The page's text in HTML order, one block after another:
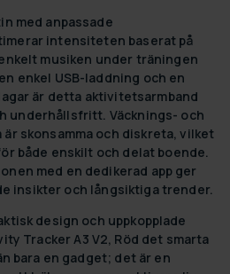
med anpassade
intensiteten baserat på
musiken under träningen
enkel USB-laddning och en
är detta aktivitetsarmband
underhållsfritt. Väcknings- och
skonsamma och diskreta, vilket
både enskilt och delat boende.
med en dedikerad app ger
insikter och långsiktiga trender.
design och uppkopplade
Tracker A3 V2, Röd det smarta
bara en gadget; det är en